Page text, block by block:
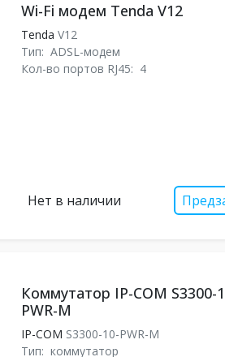
Wi-Fi модем Tenda V12
Tenda V12
Тип: ADSL-модем
Кол-во портов RJ45: 4
Нет в наличии
Коммутатор IP-COM S3300-
PWR-M
IP-COM S3300-10-PWR-M
Тип: коммутатор